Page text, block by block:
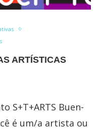
ARTÍSTICAS
S+T+ARTS Buen-
é um/a artista ou